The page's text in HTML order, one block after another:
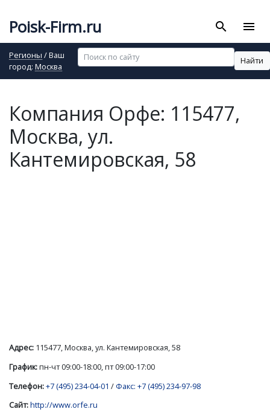
Poisk-Firm.ru search menu
Регионы / Ваш
город: Москва
Найти
Компания Орфе: 115477,
Москва, ул.
Кантемировская, 58
Адрес: 115477, Москва, ул. Кантемировская, 58
График:пн-чт 09:00-18:00, пт 09:00-17:00
Телефон:+7 (495) 234-04-01 / Факс: +7 (495) 234-97-98
Сайт:http://www.orfe.ru